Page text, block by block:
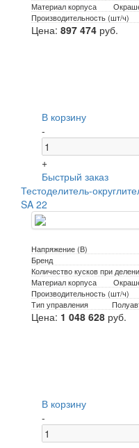
Материал корпуса
Производительность (шт/ч)
Цена: 897 474 руб.
В корзину
-
+
Быстрый заказ
Тестоделитель-
SA 22
Напряжение (В)
Бренд
Количество кусков при
Материал корпуса
Производительность (шт/ч)
Тип управления
Цена: 1 048 628 руб.
В корзину
-